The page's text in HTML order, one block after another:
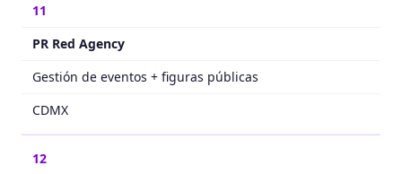
11
PR Red Agency
Gestión de eventos + figuras públicas
CDMX
12